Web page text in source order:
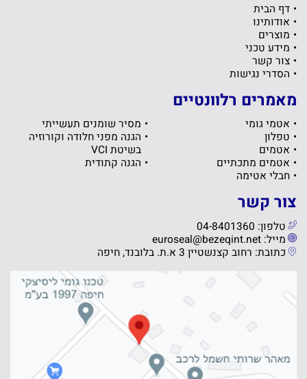
דף הבית
אודותינו
מוצרים
מידע טכני
צור קשר
הסדרי נגישות
מאמרים רלוונטיים
אטמי גומי
טפלון
אטמים
אטמים מתכתיים
חבלי אטימה
מסיר שומנים תעשייתי
הגנה מפני חלודה וקורוזיה
בשיטת VCI
הגנה קתודית
צור קשר
טלפון: 04-8401360
מייל: euroseal@bezeqint.net
כתובת: רחוב קצנשטיין 3 א.ת. בלובנד, חיפה